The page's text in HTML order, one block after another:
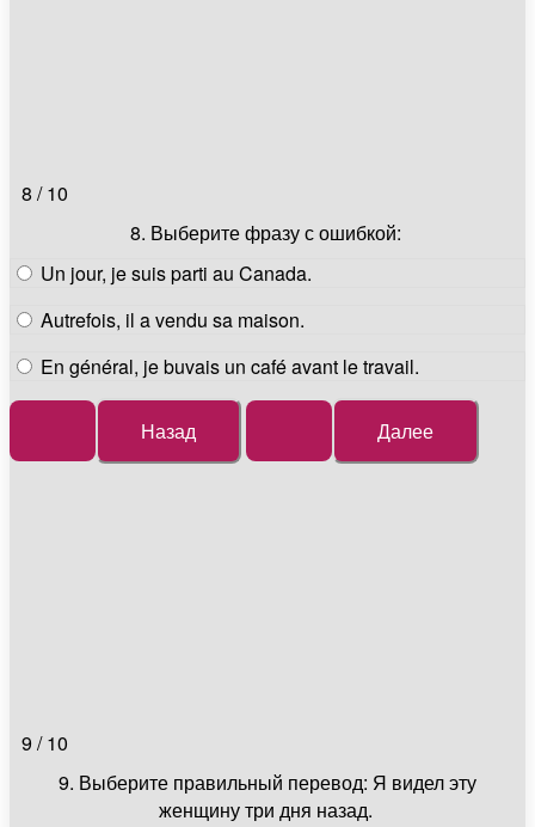
8 / 10
8. Выберите фразу с ошибкой:
Un jour, je suis parti au Canada.
Autrefois, il a vendu sa maison.
En général, je buvais un café avant le travail.
9 / 10
9. Выберите правильный перевод: Я видел эту
женщину три дня назад.